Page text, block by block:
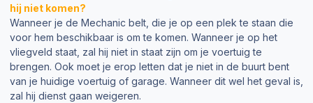
hij niet komen?
Wanneer je de Mechanic belt, die je op een plek te staan die
voor hem beschikbaar is om te komen. Wanneer je op het
vliegveld staat, zal hij niet in staat zijn om je voertuig te
brengen. Ook moet je erop letten dat je niet in de buurt bent
van je huidige voertuig of garage. Wanneer dit wel het geval is,
zal hij dienst gaan weigeren.